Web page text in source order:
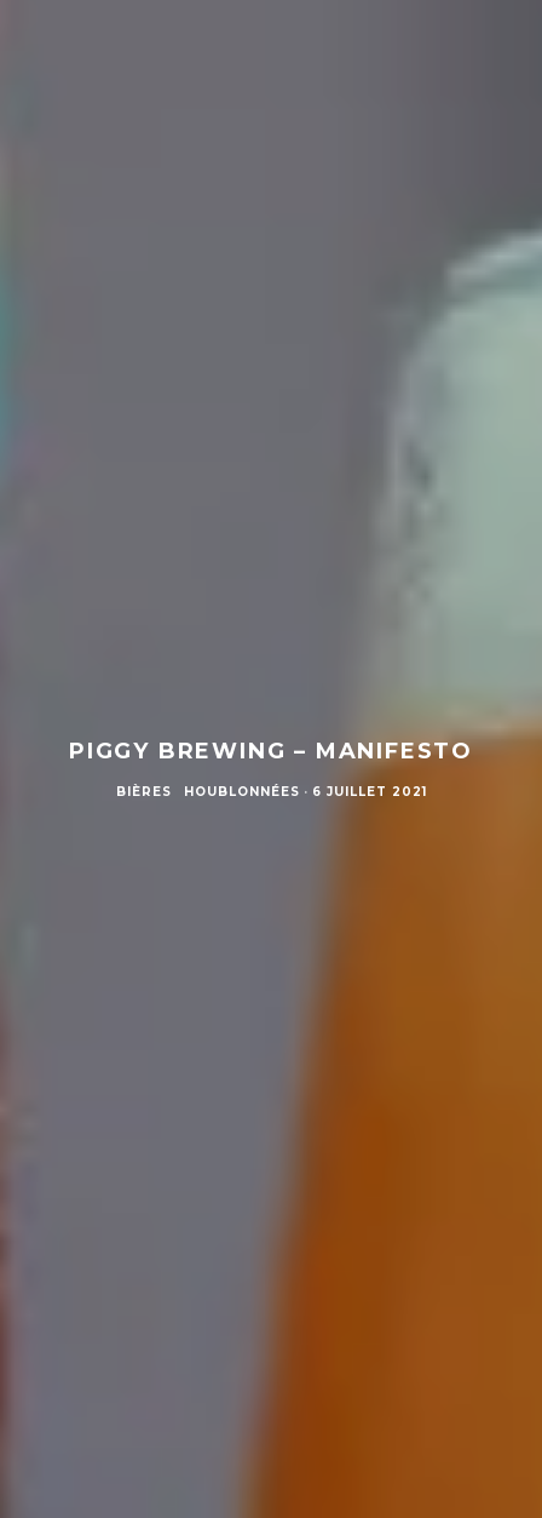
PIGGY BREWING – MANIFESTO
BIÈRES HOUBLONNÉES · 6 JUILLET 2021